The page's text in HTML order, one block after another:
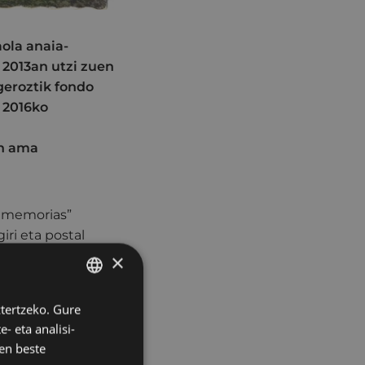
anaia-
utzi zuen
fondo
ama
eta postal
izan arren,
horiek
BASQUE
SPANISH
×
Gure
eta analisi-
beste